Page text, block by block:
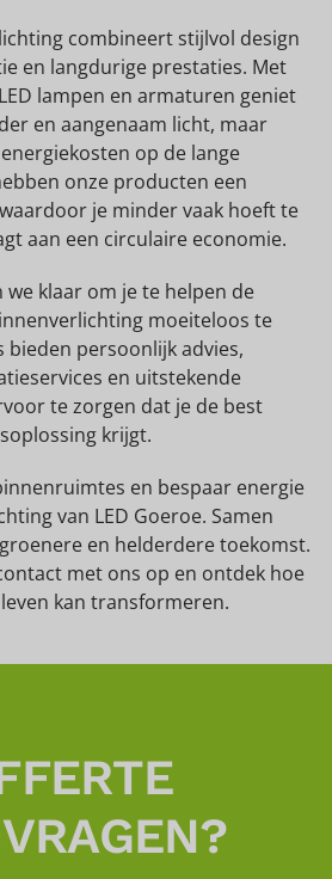
combineert stijlvol design
en langdurige prestaties. Met
lampen en armaturen geniet
en aangenaam licht, maar
op de lange
onze producten een
je minder vaak hoeft te
aan een circulaire economie.
we klaar om je te helpen de
moeiteloos te
bieden persoonlijk advies,
en uitstekende
te zorgen dat je de best
krijgt.
en bespaar energie
van LED Goeroe. Samen
en helderdere toekomst.
met ons op en ontdek hoe
kan transformeren.